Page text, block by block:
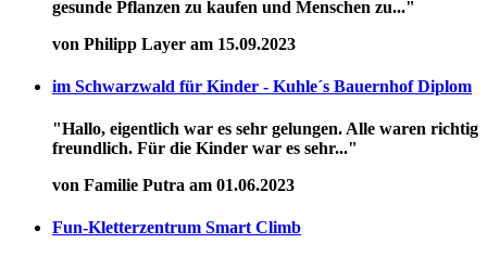
gesunde Pflanzen zu kaufen und Menschen zu..."
von Philipp Layer am 15.09.2023
im Schwarzwald für Kinder - Kuhle´s Bauernhof Diplom
"Hallo, eigentlich war es sehr gelungen. Alle waren richtig
freundlich. Für die Kinder war es sehr..."
von Familie Putra am 01.06.2023
Fun-Kletterzentrum Smart Climb